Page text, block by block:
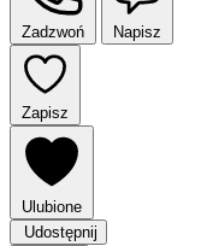
Zadzwoń Napisz
Zapisz
Ulubione
Udostępnij